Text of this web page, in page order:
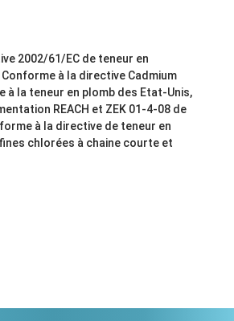
2002/61/EC de teneur en
à la directive Cadmium
à la teneur en plomb des Etat-Unis,
REACH et ZEK 01-4-08 de
à la directive de teneur en
chlorées à chaine courte et